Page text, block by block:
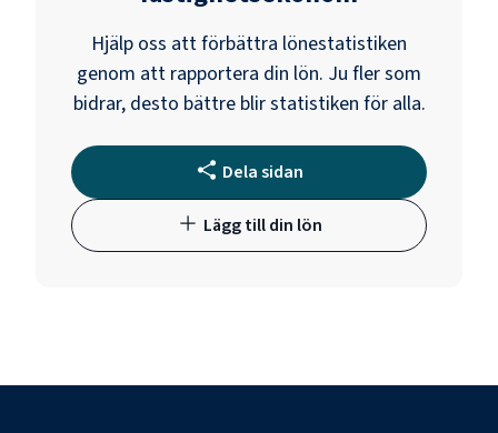
Hjälp oss att förbättra lönestatistiken
genom att rapportera din lön. Ju fler som
bidrar, desto bättre blir statistiken för alla.
Dela sidan
Lägg till din lön